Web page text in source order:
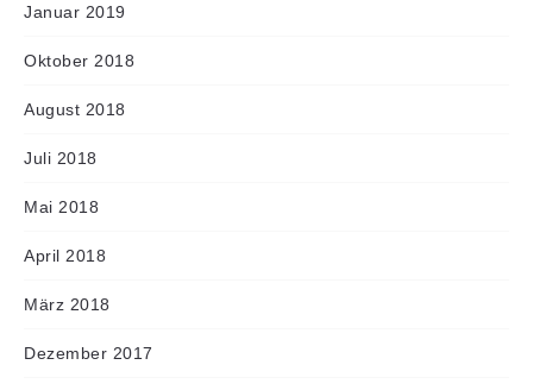
Januar 2019
Oktober 2018
August 2018
Juli 2018
Mai 2018
April 2018
März 2018
Dezember 2017